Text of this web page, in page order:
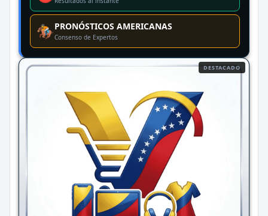
🏇PRONÓSTICOS AMERICANAS
Consenso de Expertos
DESTACADO